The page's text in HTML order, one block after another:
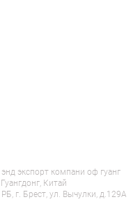
экспорт компани оф гуанг
Китай
г. Брест, ул. Вычулки, д.129А